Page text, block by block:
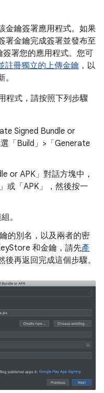
金鑰簽署應用程式。如果
署金鑰完成簽署並發布至
署您的應用程式。您可
註冊獨立的上傳金鑰 ，以
程式，請按照下列步驟
Signed Bundle or
「Build」>「Generate
or APK」 對話方塊中，
或「APK」
，然後按一
。
的別名，以及兩者的密
和金鑰，請先產
後再返回完成這個步驟。